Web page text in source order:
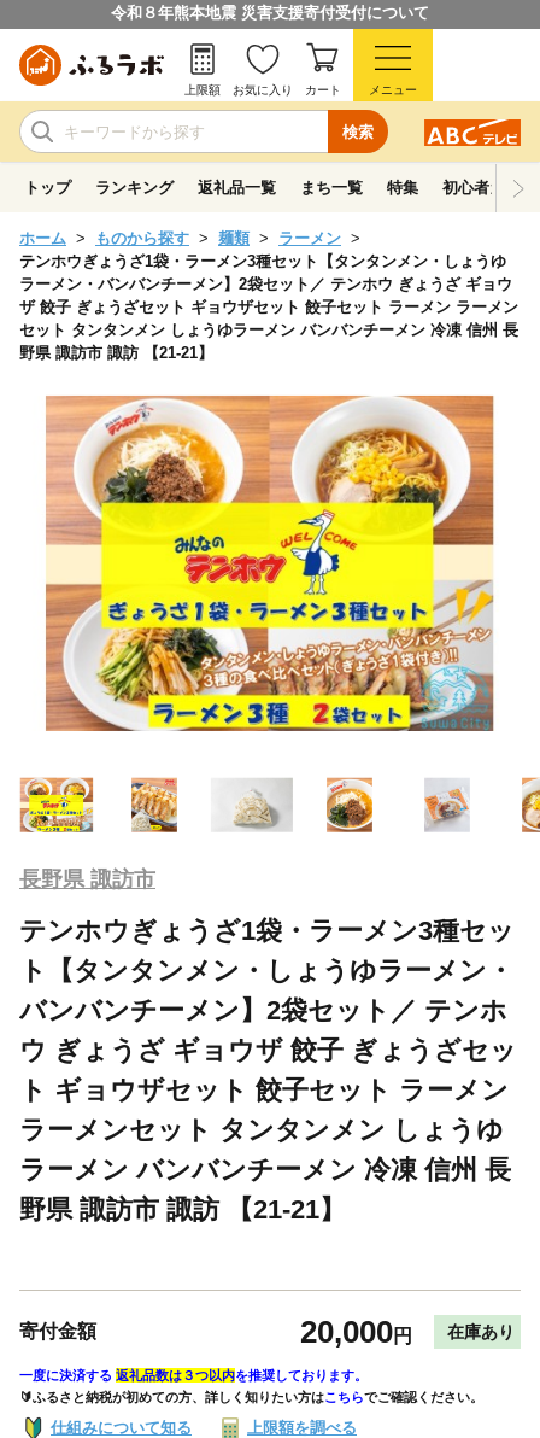
令和８年熊本地震 災害支援寄付受付について
検索
上限額 お気に入り カート メニュー
トップ ランキング 返礼品一覧 まち一覧 特集 初心者ガイド
ホーム ものから探す 麺類
ラーメン
テンホウぎょうざ1袋・ラーメン3種セット【タンタンメン・しょうゆ
ラーメン・バンバンチーメン】2袋セット／ テンホウ ぎょうざ ギョウ
ザ 餃子 ぎょうざセット ギョウザセット 餃子セット ラーメン ラーメン
セット タンタンメン しょうゆラーメン バンバンチーメン 冷凍 信州 長
野県 諏訪市 諏訪 【21-21】
長野県 諏訪市
テンホウぎょうざ1袋・ラーメン3種セッ
ト【タンタンメン・しょうゆラーメン・
バンバンチーメン】2袋セット／ テンホ
ウ ぎょうざ ギョウザ 餃子 ぎょうざセッ
ト ギョウザセット 餃子セット ラーメン
ラーメンセット タンタンメン しょうゆ
ラーメン バンバンチーメン 冷凍 信州 長
野県 諏訪市 諏訪 【21-21】
寄付金額 20,000円 在庫あり
一度に決済する 返礼品数は３つ以内を推奨しております。
🔰ふるさと納税が初めての方、詳しく知りたい方はこちらでご確認ください。
仕組みについて知る 上限額を調べる